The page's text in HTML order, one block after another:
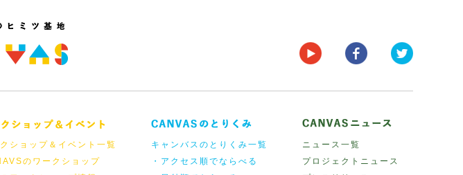
ショップ＆イベント一覧
のワークショップ
キャンバスのとりくみ一覧
・アクセス順でならべる
ニュース一覧
プロジェクトニュース